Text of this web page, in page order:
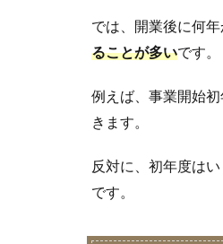
では、開業後に何
ることが多いです。
例えば、事業開始
きます。
反対に、初年度は
です。